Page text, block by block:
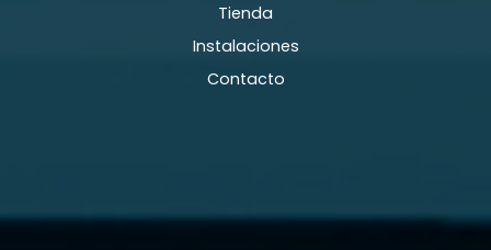
Tienda
Instalaciones
Contacto